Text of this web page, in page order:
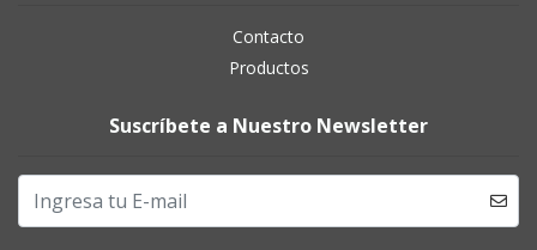
Contacto
Productos
Suscríbete a Nuestro Newsletter